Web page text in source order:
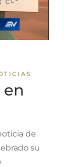
en
de
su